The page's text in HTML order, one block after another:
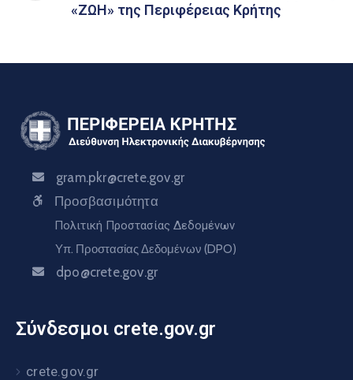
«ΖΩΗ» της Περιφέρειας Κρήτης
gram.pkr@crete.gov.gr
Προσβασιμότητα
Πολιτική Προστασίας Δεδομένων
Υπ. Προστασίας Δεδομένων (DPO)
dpo@crete.gov.gr
Σύνδεσμοι crete.gov.gr
crete.gov.gr